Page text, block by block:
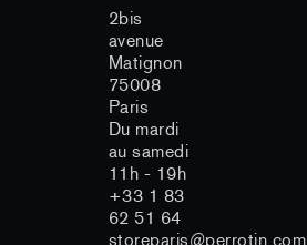
2bis
avenue
Matignon
75008
Paris
Du mardi
au samedi
11h - 19h
+33 1 83
62 51 64
storeparis@perrotin.com